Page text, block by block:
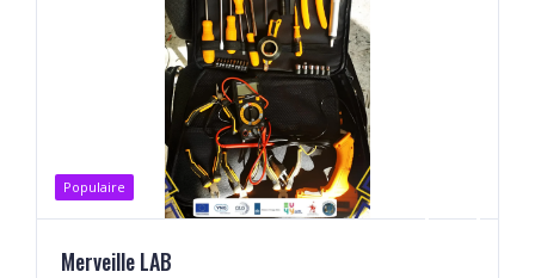
Populaire
Merveille LAB